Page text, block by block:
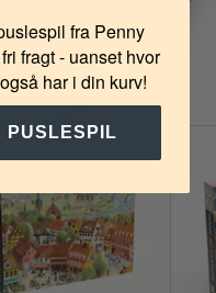
elske
designet i Danmark
fra Penny
fragt - uanset hvor
har i din kurv!
PUSLESPIL